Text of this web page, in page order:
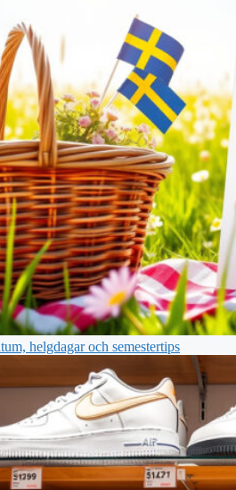
helgdagar och semestertips